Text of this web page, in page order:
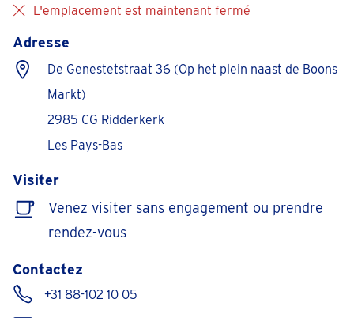
L'emplacement est maintenant fermé
Adresse
De Genestetstraat 36 (Op het plein naast de Boons
Markt)
2985 CG Ridderkerk
Les Pays-Bas
Visiter
Venez visiter sans engagement ou prendre
rendez-vous
Contactez
+31 88-102 10 05